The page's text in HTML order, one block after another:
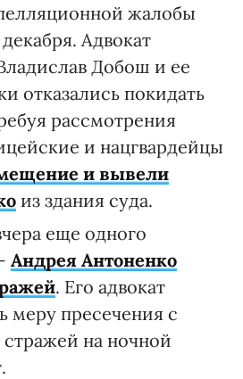
жалобы
Адвокат
Добош и ее
отказались покидать
рассмотрения
и нацгвардейцы
и вывели
из здания суда.
еще одного
Андрея Антоненко
. Его адвокат
меру пресечения с
на ночной